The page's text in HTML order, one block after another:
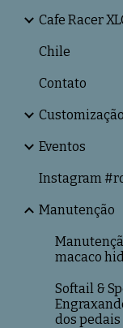
Cafe Racer
Chile
Contato
Customização
Eventos
Instagram
Manutenção
macaco
Softail &
dos pedais